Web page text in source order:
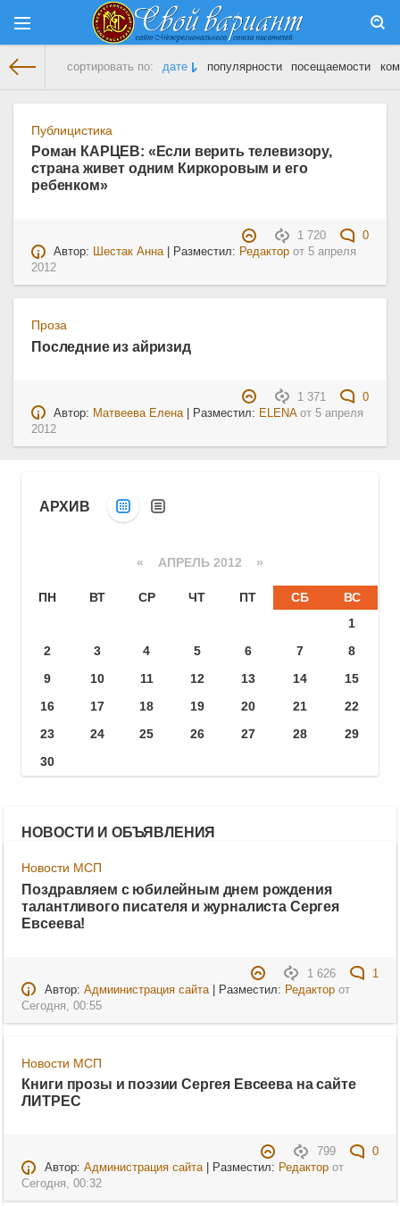
сортировать по: дате популярности посещаемости
Публицистика
Роман КАРЦЕВ: «Если верить телевизору,
страна живет одним Киркоровым и его
ребенком»
1 720
0
Автор: Шестак Анна| Разместил: Редактор от5 апреля
2012
Проза
Последние из айризид
1 371
0
Автор: Матвеева Елена| Разместил: ELENAот5 апреля
2012
АРХИВ
« АПРЕЛЬ 2012 »
ПН ВТ СР ЧТ ПТ СБ
ВС
1
2
3 4 5 6 7
8
9
10 11 12 13 14
15
16
17 18 19 20 21
22
23
24 25 26 27 28
29
30
НОВОСТИ И ОБЪЯВЛЕНИЯ
Новости МСП
Поздравляем с юбилейным днем рождения
талантливого писателя и журналиста Сергея
Евсеева!
1 626
1
Автор: Адмиинистрация сайта| Разместил: Редакторот
Сегодня, 00:55
Новости МСП
Книги прозы и поэзии Сергея Евсеева на сайте
ЛИТРЕС
799
0
Автор: Администрация сайта| Разместил: Редакторот
Сегодня, 00:32